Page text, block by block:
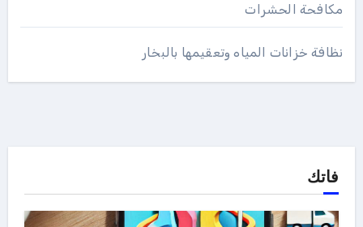
مكافحة الحشرات
نظافة خزانات المياه وتعقيمها بالبخار
فاتك